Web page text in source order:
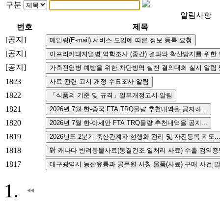
구분
알림사항
번호
제목
[공지]
[공지]
[공지]
1823
1822
1821
1820
1819
1818
1817